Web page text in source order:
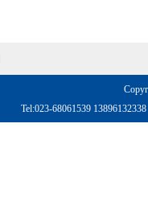
Tel:023-68061539